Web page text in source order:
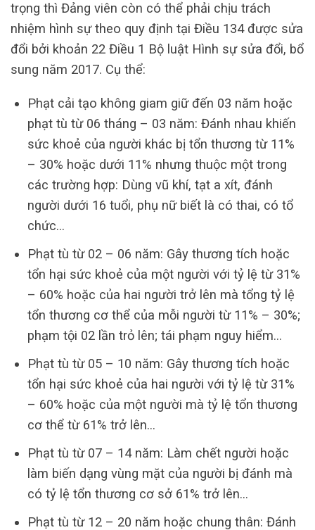
trọng thì Đảng viên còn có thể phải chịu trách
nhiệm hình sự theo quy định tại Điều 134 được sửa
đổi bởi khoản 22 Điều 1 Bộ luật Hình sự sửa đổi, bổ
sung năm 2017. Cụ thể:
Phạt cải tạo không giam giữ đến 03 năm hoặc
phạt tù từ 06 tháng – 03 năm: Đánh nhau khiến
sức khoẻ của người khác bị tổn thương từ 11%
– 30% hoặc dưới 11% nhưng thuộc một trong
các trường hợp: Dùng vũ khí, tạt a xít, đánh
người dưới 16 tuổi, phụ nữ biết là có thai, có tổ
chức…
Phạt tù từ 02 – 06 năm: Gây thương tích hoặc
tổn hại sức khoẻ của một người với tỷ lệ từ 31%
– 60% hoặc của hai người trở lên mà tổng tỷ lệ
tổn thương cơ thể của mỗi người từ 11% – 30%;
phạm tội 02 lần trỏ lên; tái phạm nguy hiểm…
Phạt tù từ 05 – 10 năm: Gây thương tích hoặc
tổn hại sức khoẻ của hai người với tỷ lệ từ 31%
– 60% hoặc của một người mà tỷ lệ tổn thương
cơ thể từ 61% trở lên…
Phạt tù từ 07 – 14 năm: Làm chết người hoặc
làm biến dạng vùng mặt của người bị đánh mà
có tỷ lệ tổn thương cơ sở 61% trở lên…
Phạt tù từ 12 – 20 năm hoặc chung thân: Đánh